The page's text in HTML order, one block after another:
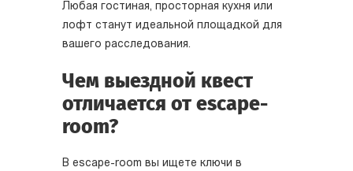
Любая гостиная, просторная кухня или
лофт станут идеальной площадкой для
вашего расследования.
Чем выездной квест
отличается от escape-
room?
В escape-room вы ищете ключи в